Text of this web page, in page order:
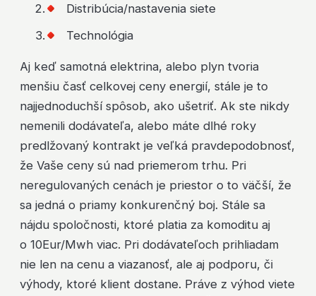
Distribúcia/nastavenia siete
Technológia
Aj keď samotná elektrina, alebo plyn tvoria
menšiu časť celkovej ceny energií, stále je to
najjednoduchší spôsob, ako ušetriť. Ak ste nikdy
nemenili dodávateľa, alebo máte dlhé roky
predlžovaný kontrakt je veľká pravdepodobnosť,
že Vaše ceny sú nad priemerom trhu. Pri
neregulovaných cenách je priestor o to väčší, že
sa jedná o priamy konkurenčný boj. Stále sa
nájdu spoločnosti, ktoré platia za komoditu aj
o 10Eur/Mwh viac. Pri dodávateľoch prihliadam
nie len na cenu a viazanosť, ale aj podporu, či
výhody, ktoré klient dostane. Práve z výhod viete